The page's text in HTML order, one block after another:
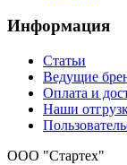
Информация
Статьи
Ведущие
Оплата и
Наши
OOO "Стартех"